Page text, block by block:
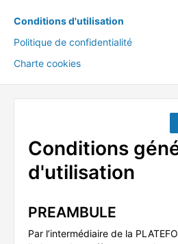
Conditions d'utilisation
Politique de confidentialité
Charte cookies
Conditions
d'utilisation
PREAMBULE
Par l’intermédiaire de la